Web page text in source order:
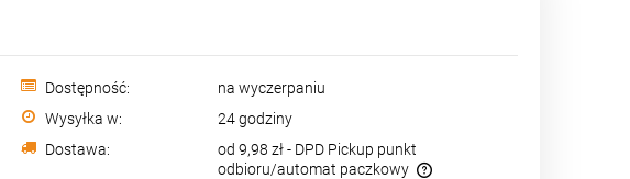
Dostępność:
na wyczerpaniu
Wysyłka w:
24 godziny
Dostawa:
od 9,98 zł - DPD Pickup punkt
odbioru/automat paczkowy